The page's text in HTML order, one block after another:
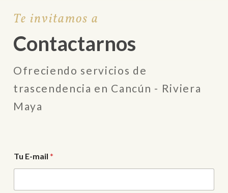
Te invitamos a
Contactarnos
Ofreciendo servicios de
trascendencia en Cancún - Riviera
Maya
Tu E-mail *